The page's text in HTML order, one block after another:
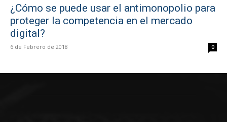
¿Cómo se puede usar el antimonopolio para
proteger la competencia en el mercado
digital?
6 de Febrero de 2018 0